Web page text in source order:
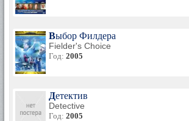
Выбор Филдера
Fielder's Choice
Год: 2005
Детектив
Detective
Год: 2005